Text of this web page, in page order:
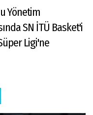
Yönetim
SN İTÜ Basket'i
Ligi'ne